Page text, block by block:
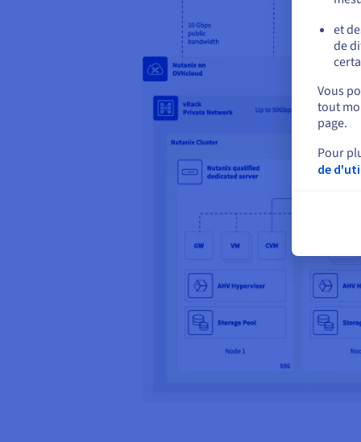
et
de
Vous
tout
page.
Pour
de